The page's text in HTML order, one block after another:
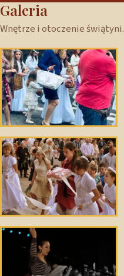
Galeria
Wnętrze i otoczenie świątyni.